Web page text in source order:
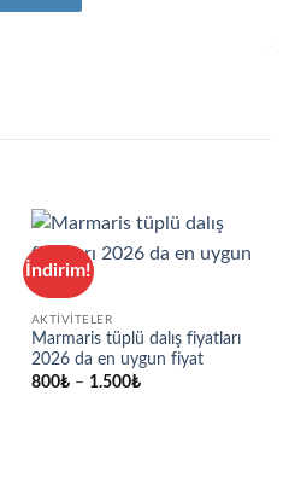
İndirim!
AKTIVITELER
Marmaris tüplü dalış fiyatları
2026 da en uygun fiyat
800₺ – 1.500₺Fiyat